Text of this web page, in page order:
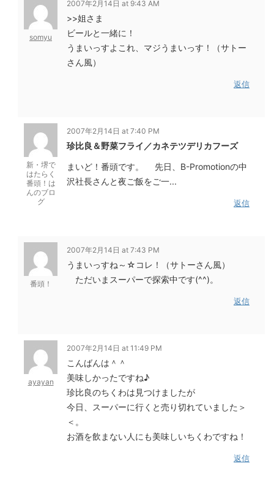
somyu
2007年2月14日 at 9:43 AM
>>姐さま
ビールと一緒に！
うまいっすよこれ、マジうまいっす！（サトー
さん風）
返信
新・堺で
はたらく
番頭！は
んのブロ
グ
2007年2月14日 at 7:40 PM
珍比良＆野菜フライ／カネテツデリカフーズ
まいど！番頭です。 先日、B-Promotionの中
沢社長さんと夜ご飯をご一...
返信
番頭！
2007年2月14日 at 7:43 PM
うまいっすね～☆コレ！（サトーさん風）
ただいまスーパーで探索中です(^^)。
返信
ayayan
2007年2月14日 at 11:49 PM
こんばんは＾＾
美味しかったですね♪
珍比良のちくわは見つけましたが
今日、スーパーに行くと売り切れていました＞
＜。
お酒を飲まない人にも美味しいちくわですね！
返信